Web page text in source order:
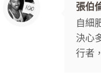
張伯
自細
決心
行者